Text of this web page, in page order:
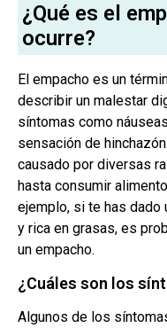
¿Qué es el
ocurre?
El empacho es un
describir un malestar
síntomas como
sensación de
causado por diversas
hasta consumir
ejemplo, si te has dado
y rica en grasas, es
un empacho.
¿Cuáles son los
Algunos de los